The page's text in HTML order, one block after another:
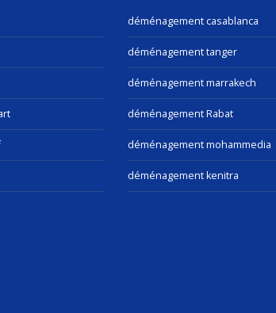
déménagement casablanca
déménagement tanger
déménagement marrakech
déménagement Rabat
déménagement mohammedia
déménagement kenitra